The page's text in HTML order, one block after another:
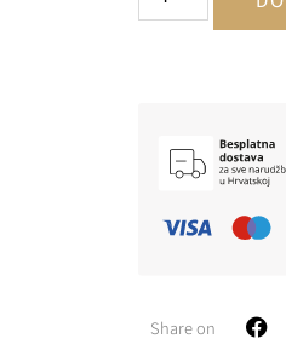
Share on